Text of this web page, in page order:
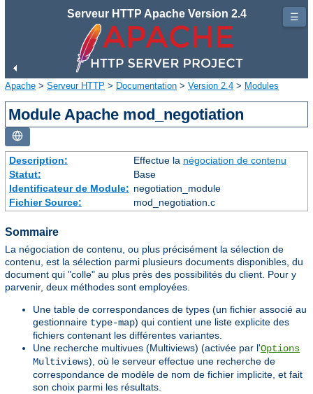
Serveur HTTP Apache Version 2.4
Apache > Serveur HTTP > Documentation > Version 2.4 > Modules
Module Apache mod_negotiation
Description: Effectue la négociation de contenu
Statut:
Base
Identificateur de Module: negotiation_module
Fichier Source:
mod_negotiation.c
Sommaire
La négociation de contenu, ou plus précisément la sélection de
contenu, est la sélection parmi plusieurs documents disponibles, du
document qui "colle" au plus près des possibilités du client. Pour y
parvenir, deux méthodes sont employées.
Une table de correspondances de types (un fichier associé au
gestionnaire type-map) qui contient une liste explicite des
fichiers contenant les différentes variantes.
Une recherche multivues (Multiviews) (activée par l'Options
Multiviews), où le serveur effectue une recherche de
correspondance de modèle de nom de fichier implicite, et fait
son choix parmi les résultats.
☰